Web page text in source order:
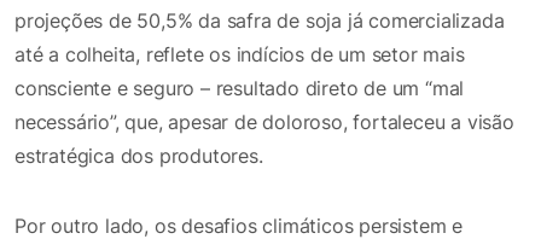
projeções de 50,5% da safra de soja já comercializada
até a colheita, reflete os indícios de um setor mais
consciente e seguro – resultado direto de um “mal
necessário”, que, apesar de doloroso, fortaleceu a visão
estratégica dos produtores.
Por outro lado, os desafios climáticos persistem e